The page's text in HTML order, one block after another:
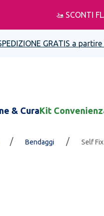
🚤 SCONTI
GRATIS a
& CuraKit
/ Bendaggi / Self